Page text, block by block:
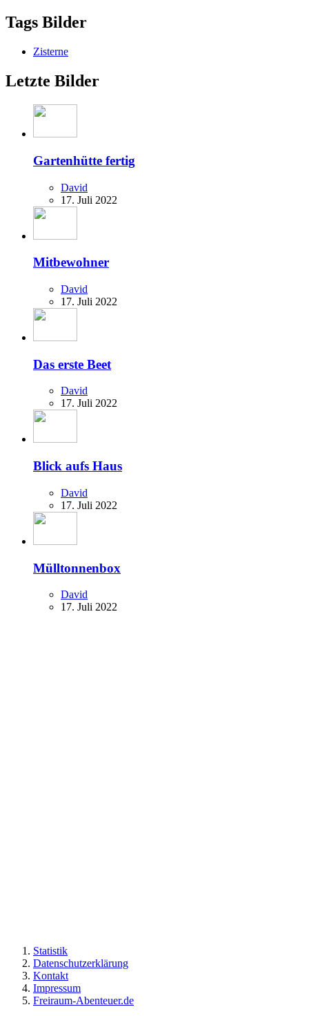
Tags Bilder
Zisterne
Letzte Bilder
Gartenhütte fertig
David
17. Juli 2022
Mitbewohner
David
17. Juli 2022
Das erste Beet
David
17. Juli 2022
Blick aufs Haus
David
17. Juli 2022
Mülltonnenbox
David
17. Juli 2022
Statistik
Datenschutzerklärung
Kontakt
Impressum
Freiraum-Abenteuer.de